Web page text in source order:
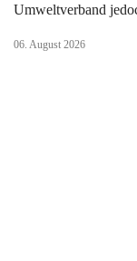
Umweltverband
06. August 2026